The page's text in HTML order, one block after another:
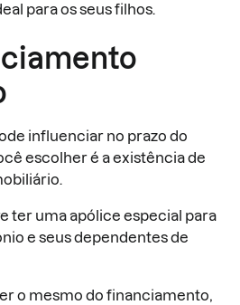
para os seus filhos.
influenciar no prazo do
escolher é a existência de
ter uma apólice especial para
e seus dependentes de
o mesmo do financiamento,